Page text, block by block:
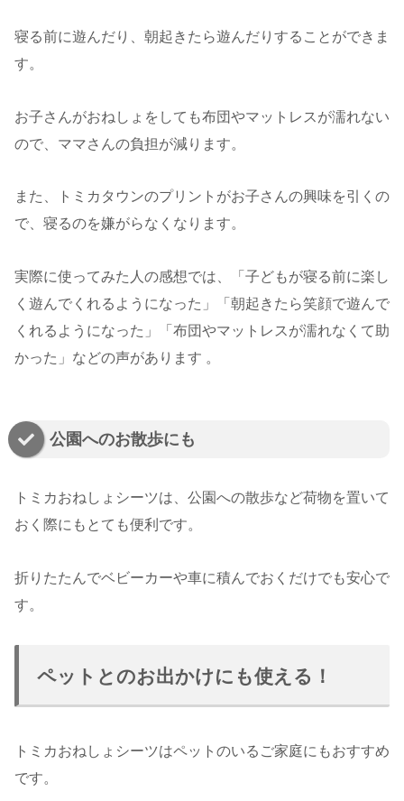
寝る前に遊んだり、朝起きたら遊んだりすることができま
す。
お子さんがおねしょをしても布団やマットレスが濡れない
ので、ママさんの負担が減ります。
また、トミカタウンのプリントがお子さんの興味を引くの
で、寝るのを嫌がらなくなります。
実際に使ってみた人の感想では、「子どもが寝る前に楽し
く遊んでくれるようになった」「朝起きたら笑顔で遊んで
くれるようになった」「布団やマットレスが濡れなくて助
かった」などの声があります 。
公園へのお散歩にも
トミカおねしょシーツは、公園への散歩など荷物を置いて
おく際にもとても便利です。
折りたたんでベビーカーや車に積んでおくだけでも安心で
す。
ペットとのお出かけにも使える！
トミカおねしょシーツはペットのいるご家庭にもおすすめ
です。